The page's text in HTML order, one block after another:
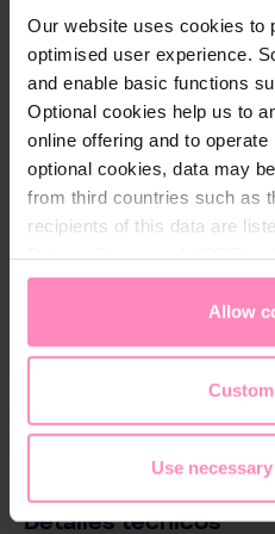
Our website uses cookies to
optimised user experience.
and enable basic functions
Optional cookies help us to
online offering and to
optional cookies, data may
from third countries such as
recipients of this data are
appropriate level of data
only allow
access and change your
Allow
Use
our sneaker in a modern
not only a real eye-
high-quality.
With its breathable upper
polyurethane and a mesh
a comfortable and fresh
throughout the day. The
insole adds extra comfort
hygiene.
The rubber outsole offers
durability. Perfect for
Detalles técnicos